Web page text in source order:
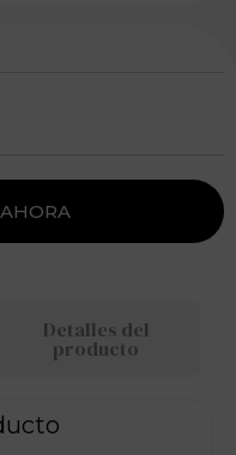
Detalles del
producto